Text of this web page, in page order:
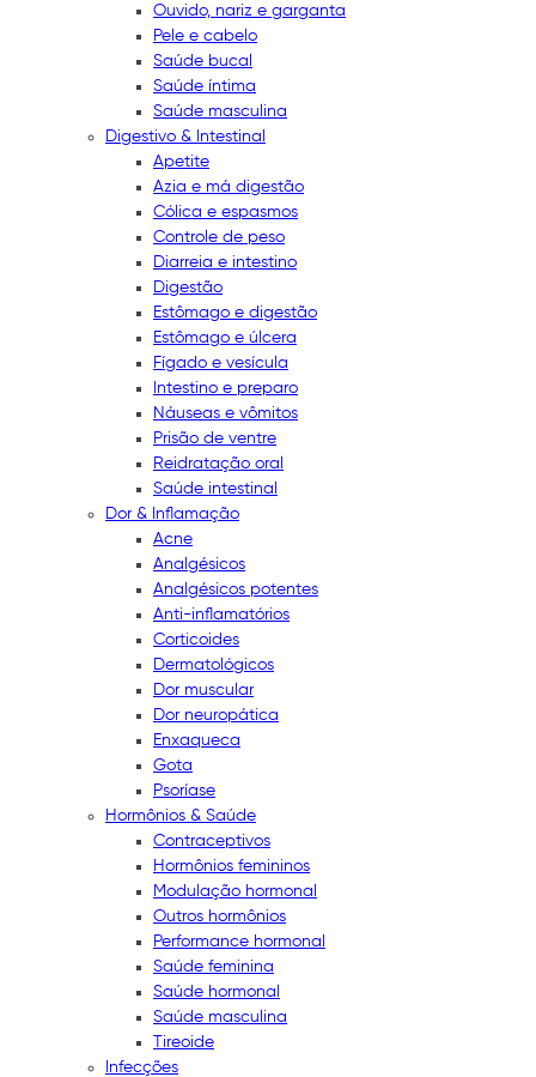
Ouvido, nariz e garganta
Pele e cabelo
Saúde bucal
Saúde íntima
Saúde masculina
Digestivo & Intestinal
Apetite
Azia e má digestão
Cólica e espasmos
Controle de peso
Diarreia e intestino
Digestão
Estômago e digestão
Estômago e úlcera
Fígado e vesícula
Intestino e preparo
Náuseas e vômitos
Prisão de ventre
Reidratação oral
Saúde intestinal
Dor & Inflamação
Acne
Analgésicos
Analgésicos potentes
Anti-inflamatórios
Corticoides
Dermatológicos
Dor muscular
Dor neuropática
Enxaqueca
Gota
Psoríase
Hormônios & Saúde
Contraceptivos
Hormônios femininos
Modulação hormonal
Outros hormônios
Performance hormonal
Saúde feminina
Saúde hormonal
Saúde masculina
Tireoide
Infecções